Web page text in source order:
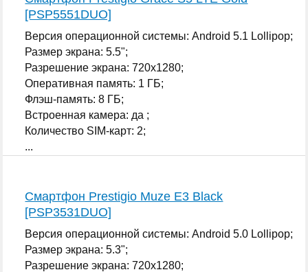
[PSP5551DUO]
Версия операционной системы: Android 5.1 Lollipop;
Размер экрана: 5.5";
Разрешение экрана: 720x1280;
Оперативная память: 1 ГБ;
Флэш-память: 8 ГБ;
Встроенная камера: да ;
Количество SIM-карт: 2;
...
Смартфон Prestigio Muze E3 Black
[PSP3531DUO]
Версия операционной системы: Android 5.0 Lollipop;
Размер экрана: 5.3";
Разрешение экрана: 720x1280;